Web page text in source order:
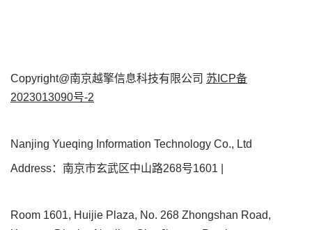
Copyright@南京越擎信息科技有限公司 苏ICP备
2023013090号-2
Nanjing Yueqing Information Technology Co., Ltd
Address：南京市玄武区中山路268号1601 |
Room 1601, Huijie Plaza, No. 268 Zhongshan Road,